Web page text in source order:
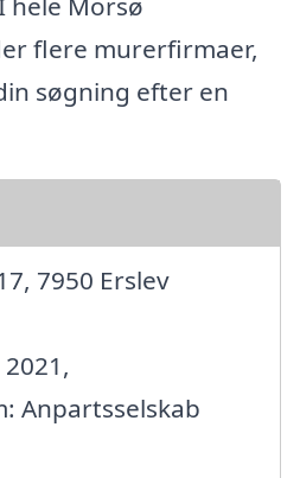
flere murerfirmaer,
søgning efter en
7950 Erslev
Anpartsselskab